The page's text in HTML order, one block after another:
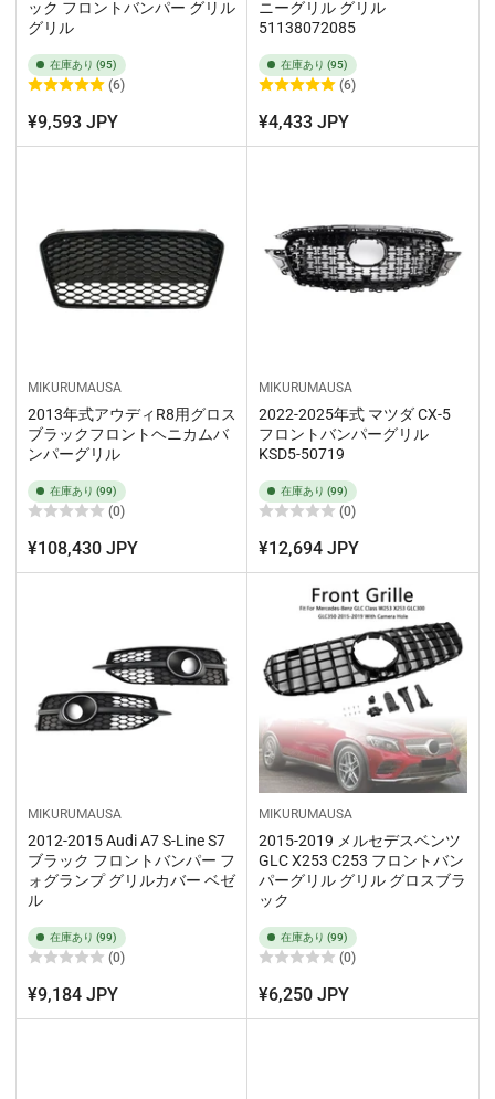
ック フロントバンパー グリル
グリル
在庫あり (95)
(6)
¥9,593 JPY
ニーグリル グリル
51138072085
在庫あり (95)
(6)
¥4,433 JPY
MIKURUMAUSA
2013年式アウディR8用グロス
ブラックフロントヘニカムバ
ンパーグリル
在庫あり (99)
(0)
¥108,430 JPY
MIKURUMAUSA
2022-2025年式 マツダ CX-5
フロントバンパーグリル
KSD5-50719
在庫あり (99)
(0)
¥12,694 JPY
MIKURUMAUSA
2012-2015 Audi A7 S-Line S7
ブラック フロントバンパー フ
ォグランプ グリルカバー ベゼ
ル
在庫あり (99)
(0)
¥9,184 JPY
MIKURUMAUSA
2015-2019 メルセデスベンツ
GLC X253 C253 フロントバン
パーグリル グリル グロスブラ
ック
在庫あり (99)
(0)
¥6,250 JPY